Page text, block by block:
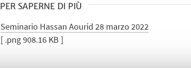
PER SAPERNE DI PIÙ
Seminario Hassan Aourid 28 marzo 2022
[ .png 908.16 KB ]